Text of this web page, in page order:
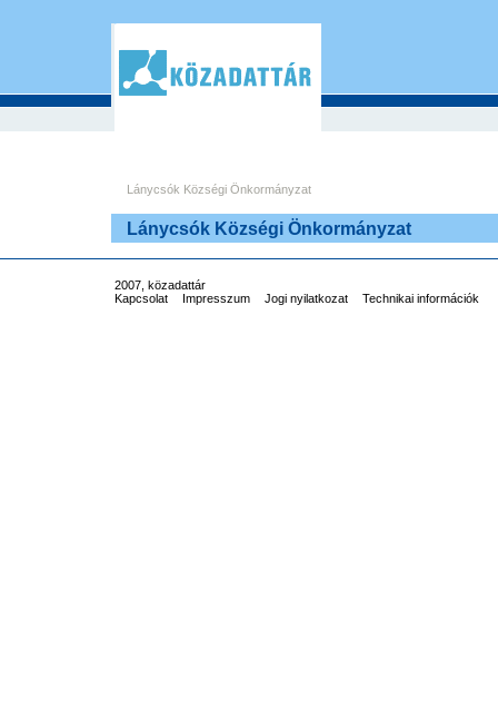
Lánycsók Községi Önkormányzat
Lánycsók Községi Önkormányzat
2007, közadattár
Kapcsolat
Impresszum Jogi nyilatkozat Technikai információk